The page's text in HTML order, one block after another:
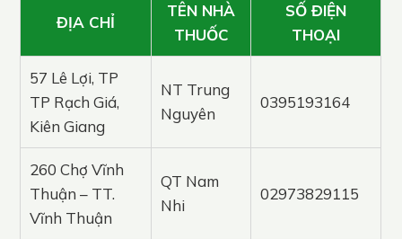
ĐỊA CHỈ
TÊN NHÀ
THUỐC
SỐ ĐIỆN
THOẠI
57 Lê Lợi, TP
TP Rạch Giá,
Kiên Giang
NT Trung
Nguyên
0395193164
260 Chợ Vĩnh
Thuận – TT.
Vĩnh Thuận
QT Nam
Nhi
02973829115